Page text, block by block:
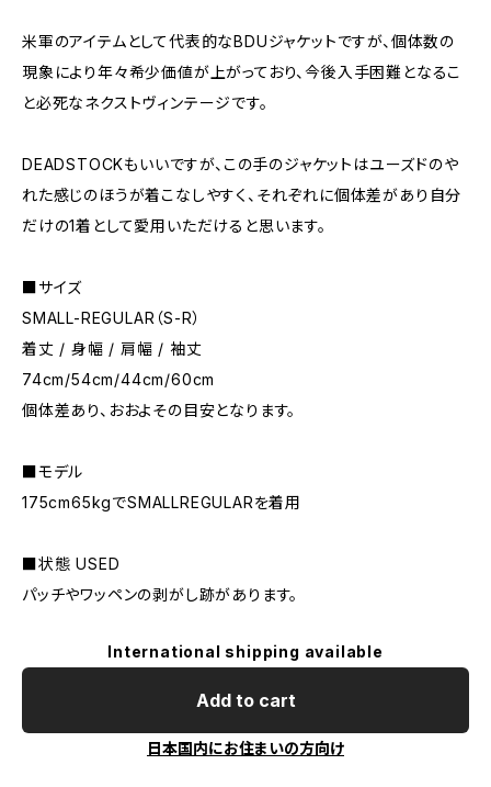
米軍のアイテムとして代表的なBDUジャケットですが、個体数の
現象により年々希少価値が上がっており、今後入手困難となるこ
と必死なネクストヴィンテージです。
DEADSTOCKもいいですが、この手のジャケットはユーズドのや
れた感じのほうが着こなしやすく、それぞれに個体差があり自分
だけの1着として愛用いただけると思います。
■サイズ
SMALL-REGULAR（S-R）
着丈 / 身幅 / 肩幅 / 袖丈
74cm/54cm/44cm/60cm
個体差あり、おおよその目安となります。
■モデル
175cm65kgでSMALLREGULARを着用
■状態 USED
パッチやワッペンの剥がし跡があります。
International shipping available
Add to cart
日本国内にお住まいの方向け